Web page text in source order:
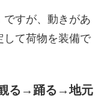
すが、動きがあ
して荷物を装備で
観る→踊る→地元